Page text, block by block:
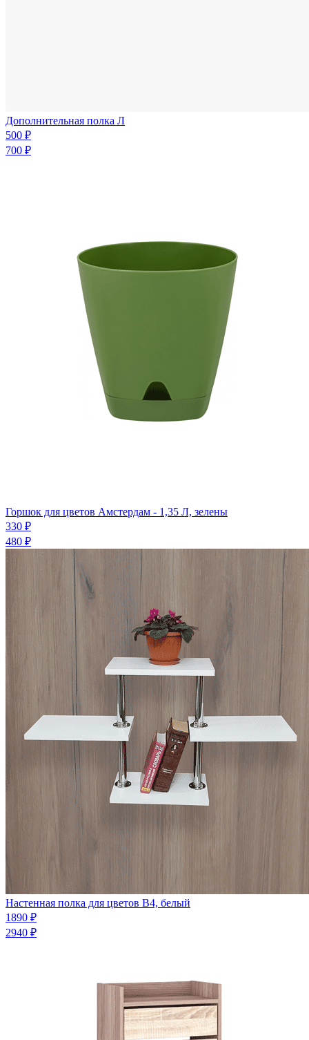
Дополнительная полка Л
500 ₽
700 ₽
Горшок для цветов Амстердам - 1,35 Л, зелены
330 ₽
480 ₽
Настенная полка для цветов В4, белый
1890 ₽
2940 ₽